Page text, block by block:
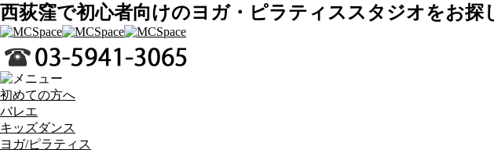
西荻窪で初心者向けのヨガ・ピラティススタジオをお探
初めての方へ
バレエ
キッズダンス
ヨガ/ピラティス